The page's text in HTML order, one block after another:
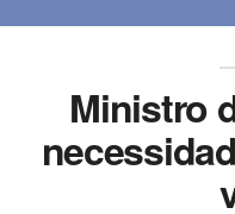
Ministro